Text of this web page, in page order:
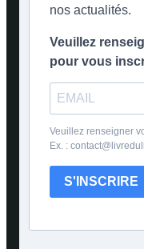
nos actualités.
Veuillez
pour vous
Veuillez renseigner
Ex. :
S'INSCRIRE